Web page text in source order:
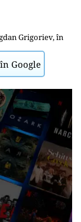
Grigoriev, în
Google